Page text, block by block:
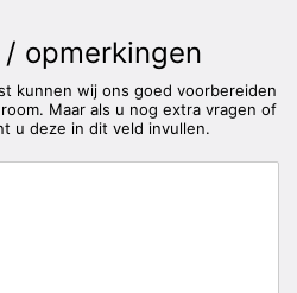
opmerkingen
kunnen wij ons goed voorbereiden
Maar als u nog extra vragen of
u deze in dit veld invullen.